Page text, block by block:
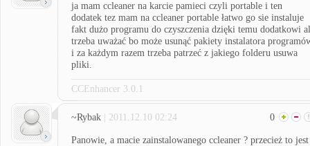
ja mam ccleaner na karcie pamieci czyli portable i ten
dodatek tez mam na ccleaner portable łatwo go sie instaluje
fakt dużo programu do czyszczenia dzięki temu dodatkowi
trzeba uważać bo może usunąć pakiety instalatora
i za każdym razem trzeba patrzeć z jakiego folderu usuwa
pliki.
CCEnhancer 3.0.1
~Rybak | 2011.12.10 02:24 0
Panowie, a macie zainstalowanego ccleaner ? przecież to jest